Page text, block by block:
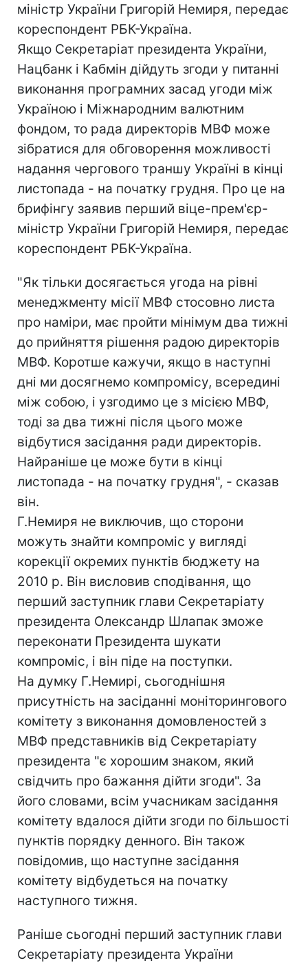
міністр України Григорій Немиря, передає
кореспондент РБК-Україна.
Якщо Секретаріат президента України,
Нацбанк і Кабмін дійдуть згоди у питанні
виконання програмних засад угоди між
Україною і Міжнародним валютним
фондом, то рада директорів МВФ може
зібратися для обговорення можливості
надання чергового траншу Україні в кінці
листопада - на початку грудня. Про це на
брифінгу заявив перший віце-прем'єр-
міністр України Григорій Немиря, передає
кореспондент РБК-Україна.
"Як тільки досягається угода на рівні
менеджменту місії МВФ стосовно листа
про наміри, має пройти мінімум два тижні
до прийняття рішення радою директорів
МВФ. Коротше кажучи, якщо в наступні
дні ми досягнемо компромісу, всередині
між собою, і узгодимо це з місією МВФ,
тоді за два тижні після цього може
відбутися засідання ради директорів.
Найраніше це може бути в кінці
листопада - на початку грудня", - сказав
він.
Г.Немиря не виключив, що сторони
можуть знайти компроміс у вигляді
корекції окремих пунктів бюджету на
2010 р. Він висловив сподівання, що
перший заступник глави Секретаріату
президента Олександр Шлапак зможе
переконати Президента шукати
компроміс, і він піде на поступки.
На думку Г.Немирі, сьогоднішня
присутність на засіданні моніторингового
комітету з виконання домовленостей з
МВФ представників від Секретаріату
президента "є хорошим знаком, який
свідчить про бажання дійти згоди". За
його словами, всім учасникам засідання
комітету вдалося дійти згоди по більшості
пунктів порядку денного. Він також
повідомив, що наступне засідання
комітету відбудеться на початку
наступного тижня.
Раніше сьогодні перший заступник глави
Секретаріату президента України